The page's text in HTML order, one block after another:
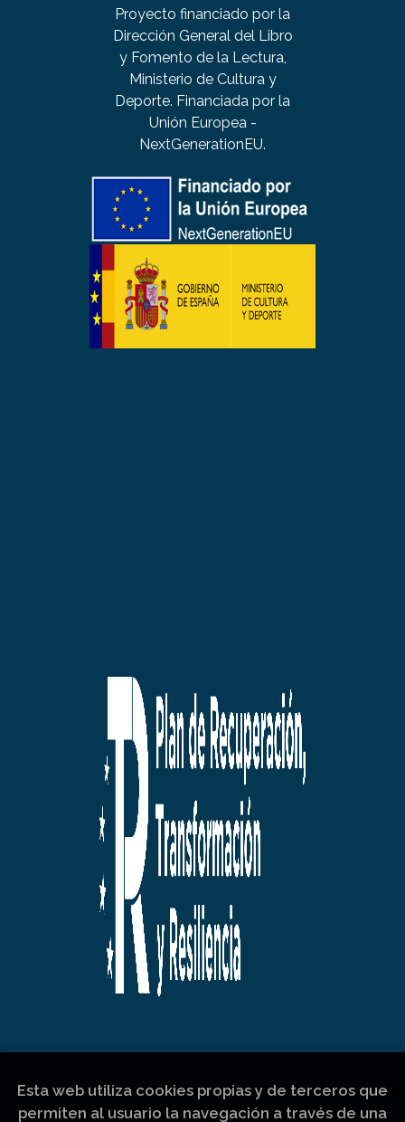
Proyecto financiado por la
Dirección General del Libro
y Fomento de la Lectura,
Ministerio de Cultura y
Deporte. Financiada por la
Unión Europea -
NextGenerationEU.
Esta web utiliza cookies propias y de terceros que
permiten al usuario la navegación a través de una